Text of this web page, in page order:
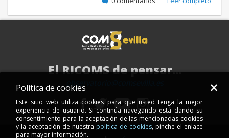
El RICOMS de pensar...
observatorio@comsevilla.es
Política de cookies
Este sitio web utiliza cookies para que usted tenga la mejor
experiencia de usuario. Si continúa navegando está dando su
consentimiento para la aceptación de las mencionadas cookies
y la aceptación de nuestra política de cookies, pinche el enlace
para mayor información.
×